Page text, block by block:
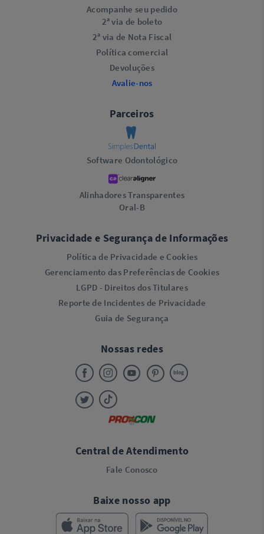
Acompanhe seu pedido
2ª via de boleto
2ª via de Nota Fiscal
Política comercial
Devoluções
Avalie-nos
Parceiros
Software Odontológico
Alinhadores Transparentes
Oral-B
Privacidade e Segurança de Informações
Política de Privacidade e Cookies
Gerenciamento das Preferências de Cookies
LGPD - Direitos dos Titulares
Reporte de Incidentes de Privacidade
Guia de Segurança
Nossas redes
Central de Atendimento
Fale Conosco
Baixe nosso app